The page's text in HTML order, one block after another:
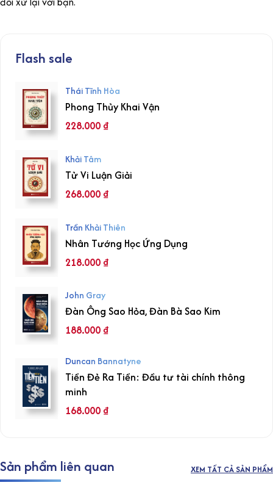
Flash sale
Thái Tĩnh Hòa
Phong Thủy Khai Vận
228.000₫
Khải Tâm
Tử Vi Luận Giải
268.000₫
Trần Khải Thiên
Nhân Tướng Học Ứng Dụng
218.000₫
John Gray
Đàn Ông Sao Hỏa, Đàn Bà Sao Kim
188.000₫
Duncan Bannatyne
Tiền Đẻ Ra Tiền: Đầu tư tài chính thông
minh
168.000₫
Sản phẩm liên quan XEM TẤT CẢ SẢN PHẨM